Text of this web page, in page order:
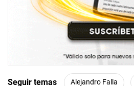
Seguir temas Alejandro Falla